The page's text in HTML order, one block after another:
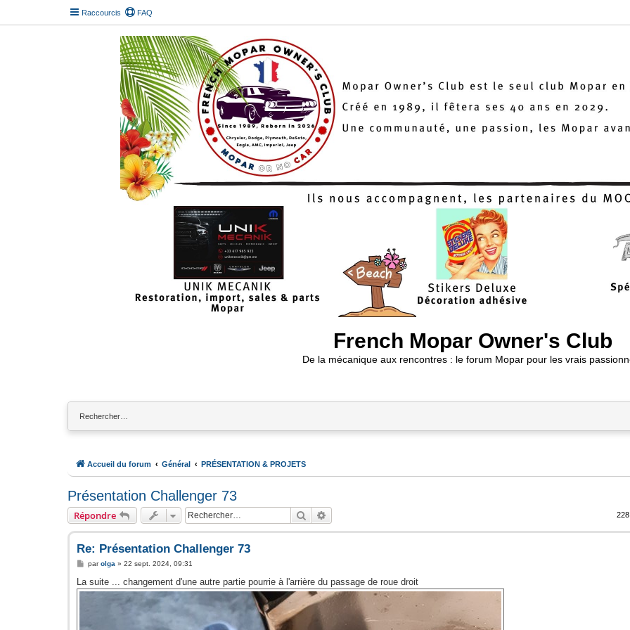
Raccourcis FAQ
French Mopar Owner's Club
De la mécanique aux rencontres : le forum Mopar pour les vrais
Accueil du forum Général PRÉSENTATION & PROJETS
Présentation Challenger 73
Répondre Rechercher
Re: Présentation Challenger 73
M
s
s
parolga » 22 sept. 2024, 09:31
La suite ... changement d'une autre partie pourrie à l'arrière du passage de roue droit